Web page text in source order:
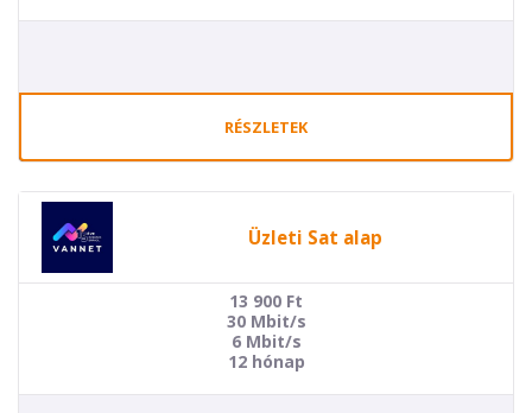
RÉSZLETEK
Üzleti Sat alap
13 900 Ft
30 Mbit/s
6 Mbit/s
12 hónap